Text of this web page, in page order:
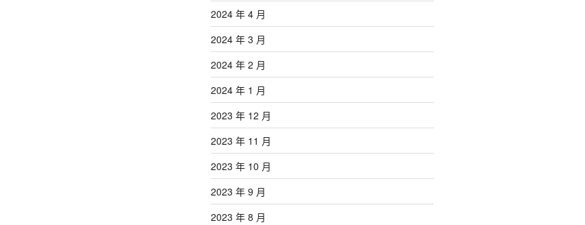
2024 年 4 月
2024 年 3 月
2024 年 2 月
2024 年 1 月
2023 年 12 月
2023 年 11 月
2023 年 10 月
2023 年 9 月
2023 年 8 月